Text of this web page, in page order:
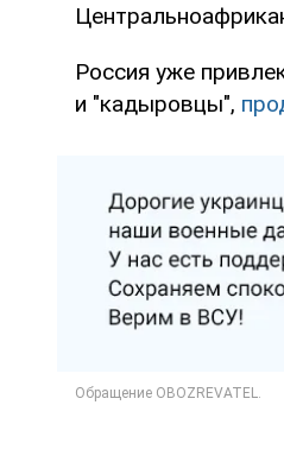
Россия уже
и "кадыровцы",